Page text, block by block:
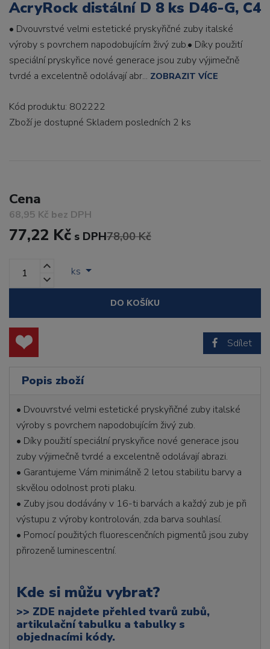
AcryRock distální D 8 ks D46-G, C4
• Dvouvrstvé velmi estetické pryskyřičné zuby italské
výroby s povrchem napodobujícím živý zub.• Díky použití
speciální pryskyřice nové generace jsou zuby výjimečně
tvrdé a excelentně odolávají abr... ZOBRAZIT VÍCE
Kód produktu: 802222
Zboží je dostupné Skladem posledních 2 ks
Cena
68,95 Kč bez DPH
77,22 Kč s DPH78,00 Kč
ks
DO KOŠÍKU
Sdílet
Popis zboží
• Dvouvrstvé velmi estetické pryskyřičné zuby italské
výroby s povrchem napodobujícím živý zub.
• Díky použití speciální pryskyřice nové generace jsou
zuby výjimečně tvrdé a excelentně odolávají abrazi.
• Garantujeme Vám minimálně 2 letou stabilitu barvy a
skvělou odolnost proti plaku.
• Zuby jsou dodávány v 16-ti barvách a každý zub je při
výstupu z výroby kontrolován, zda barva souhlasí.
• Pomocí použitých fluorescenčních pigmentů jsou zuby
přirozeně luminescentní.
Kde si můžu vybrat?
>> ZDE najdete přehled tvarů zubů,
artikulační tabulku a tabulky s
objednacími kódy.